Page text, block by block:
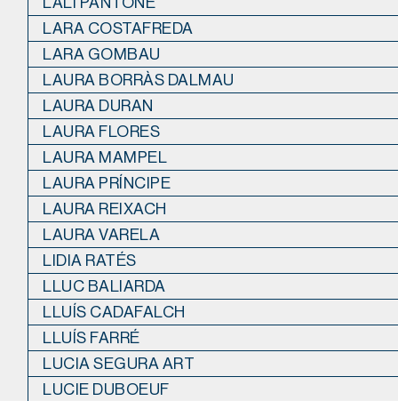
LARA COSTAFREDA
LARA GOMBAU
LAURA BORRÀS DALMAU
LAURA DURAN
LAURA FLORES
LAURA MAMPEL
LAURA PRÍNCIPE
LAURA REIXACH
LAURA VARELA
LIDIA RATÉS
LLUC BALIARDA
LLUÍS CADAFALCH
LLUÍS FARRÉ
LUCIA SEGURA ART
LUCIE DUBOEUF